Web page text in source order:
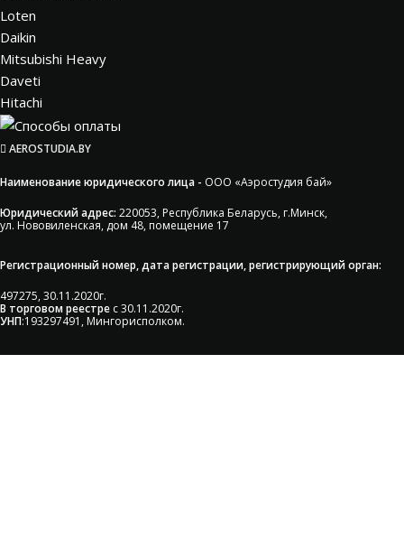
Loten
Daikin
Mitsubishi Heavy
Daveti
Hitachi
AEROSTUDIA.BY
Наименование юридического лица - ООО «Аэростудия бай»
Юридический адрес: 220053, Республика Беларусь, г.Минск,
ул. Нововиленская, дом 48, помещение 17
Регистрационный номер, дата регистрации, регистрирующий орган:
497275, 30.11.2020г.
В торговом реестре с 30.11.2020г.
УНП:193297491, Мингорисполком.